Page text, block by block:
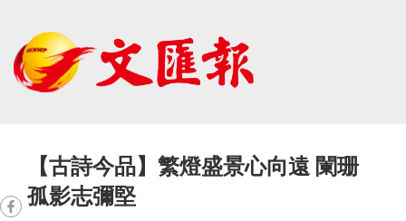
【古詩今品】繁燈盛景心向遠 闌珊
孤影志彌堅